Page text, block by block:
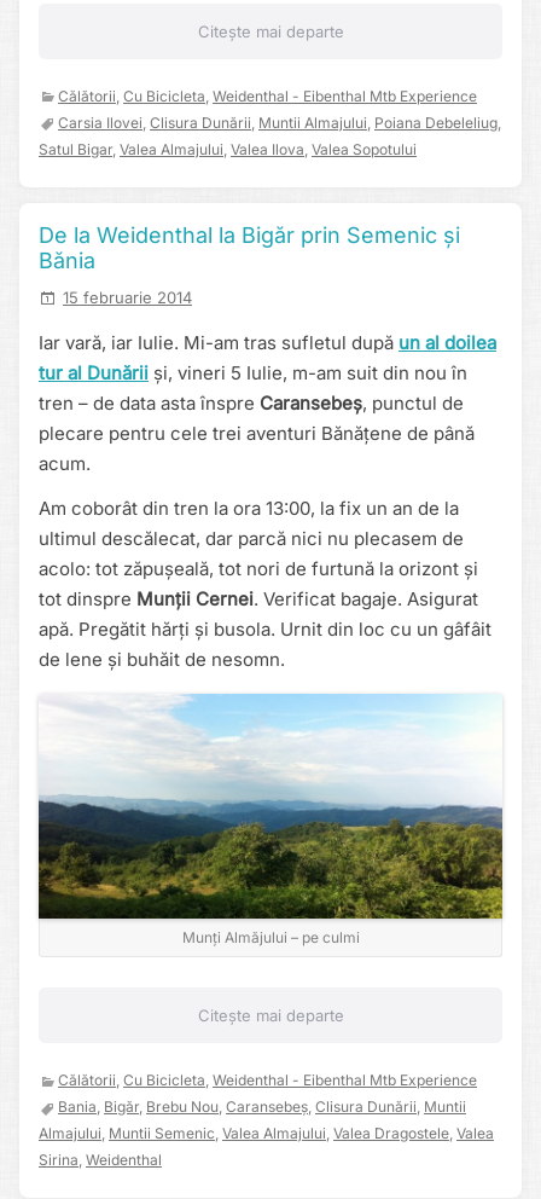
Citește mai departe
Călătorii Cu Bicicleta Weidenthal - Eibenthal Mtb Experience
Carsia Ilovei Clisura Dunării Muntii Almajului Poiana Debeleliug
Satul Bigar Valea Almajului Valea Ilova Valea Sopotului
De la Weidenthal la Bigăr prin Semenic și
Bănia
15 februarie 2014
Iar vară, iar Iulie. Mi-am tras sufletul după un al doilea
tur al Dunării și, vineri 5 Iulie, m-am suit din nou în
tren – de data asta înspre Caransebeș, punctul de
plecare pentru cele trei aventuri Bănățene de până
acum.
Am coborât din tren la ora 13:00, la fix un an de la
ultimul descălecat, dar parcă nici nu plecasem de
acolo: tot zăpușeală, tot nori de furtună la orizont și
tot dinspre Munții Cernei. Verificat bagaje. Asigurat
apă. Pregătit hărți și busola. Urnit din loc cu un gâfâit
de lene și buhăit de nesomn.
Munți Almăjului – pe culmi
Citește mai departe
Călătorii Cu Bicicleta Weidenthal - Eibenthal Mtb Experience
Bania Bigăr Brebu Nou Caransebeș Clisura Dunării Muntii
Almajului Muntii Semenic Valea Almajului Valea Dragostele Valea
Sirina Weidenthal